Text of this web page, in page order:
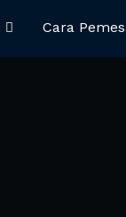
Cara